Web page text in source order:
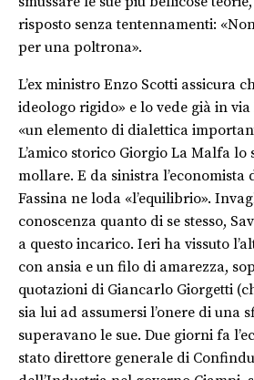
risposto senza tentennamenti:
per una poltrona».
L’ex ministro Enzo Scotti assicura
ideologo rigido» e lo vede già in via
«un elemento di dialettica
L’amico storico Giorgio La Malfa
mollare. E da sinistra l’economista
Fassina ne loda «l’equilibrio».
conoscenza quanto di se stesso,
a questo incarico. Ieri ha vissuto
con ansia e un filo di amarezza,
quotazioni di Giancarlo Giorgetti
sia lui ad assumersi l’onere di una
superavano le sue. Due giorni fa
stato direttore generale di